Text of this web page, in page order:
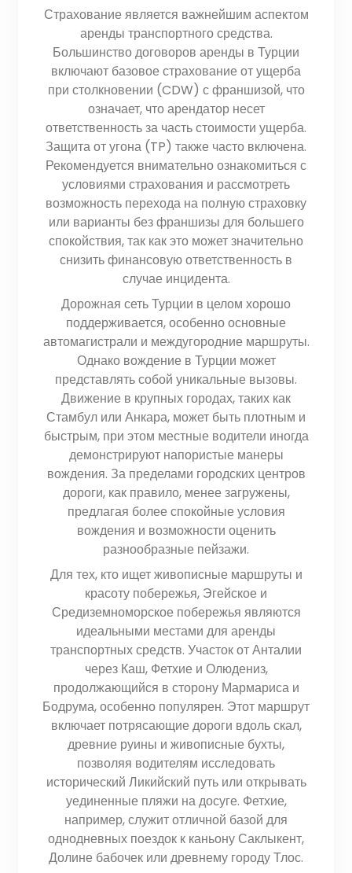
Страхование является важнейшим аспектом
аренды транспортного средства.
Большинство договоров аренды в Турции
включают базовое страхование от ущерба
при столкновении (CDW) с франшизой, что
означает, что арендатор несет
ответственность за часть стоимости ущерба.
Защита от угона (TP) также часто включена.
Рекомендуется внимательно ознакомиться с
условиями страхования и рассмотреть
возможность перехода на полную страховку
или варианты без франшизы для большего
спокойствия, так как это может значительно
снизить финансовую ответственность в
случае инцидента.
Дорожная сеть Турции в целом хорошо
поддерживается, особенно основные
автомагистрали и междугородние маршруты.
Однако вождение в Турции может
представлять собой уникальные вызовы.
Движение в крупных городах, таких как
Стамбул или Анкара, может быть плотным и
быстрым, при этом местные водители иногда
демонстрируют напористые манеры
вождения. За пределами городских центров
дороги, как правило, менее загружены,
предлагая более спокойные условия
вождения и возможности оценить
разнообразные пейзажи.
Для тех, кто ищет живописные маршруты и
красоту побережья, Эгейское и
Средиземноморское побережья являются
идеальными местами для аренды
транспортных средств. Участок от Анталии
через Каш, Фетхие и Олюдениз,
продолжающийся в сторону Мармариса и
Бодрума, особенно популярен. Этот маршрут
включает потрясающие дороги вдоль скал,
древние руины и живописные бухты,
позволяя водителям исследовать
исторический Ликийский путь или открывать
уединенные пляжи на досуге. Фетхие,
например, служит отличной базой для
однодневных поездок к каньону Саклыкент,
Долине бабочек или древнему городу Тлос.